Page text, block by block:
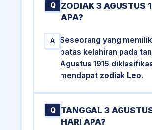
Q
ZODIAK 3 AGUSTUS
APA?
A
Seseorang yang
batas kelahiran pada
Agustus 1915
mendapat zodiak Leo.
Q
TANGGAL 3
HARI APA?